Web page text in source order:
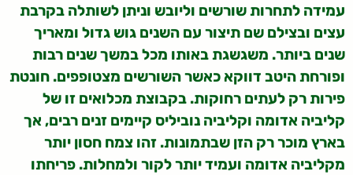
עמידה לתחרות שורשים וליובש וניתן לשותלה בקרבת
עצים ובצילם שם תיצור עם השנים גוש גדול ומאריך
שנים ביותר. משגשגת באותו מכל במשך שנים רבות
ופורחת היטב דווקא כאשר השורשים מצטופפים. חונטת
פירות רק לעתים רחוקות. בקבוצת מכלואים זו של
קליביה אדומה וקליביה נוביליס קיימים זנים רבים, אך
בארץ מוכר רק הזן שבתמונות. זהו צמח חסון יותר
מקליביה אדומה ועמיד יותר לקור ולמחלות. פריחתו